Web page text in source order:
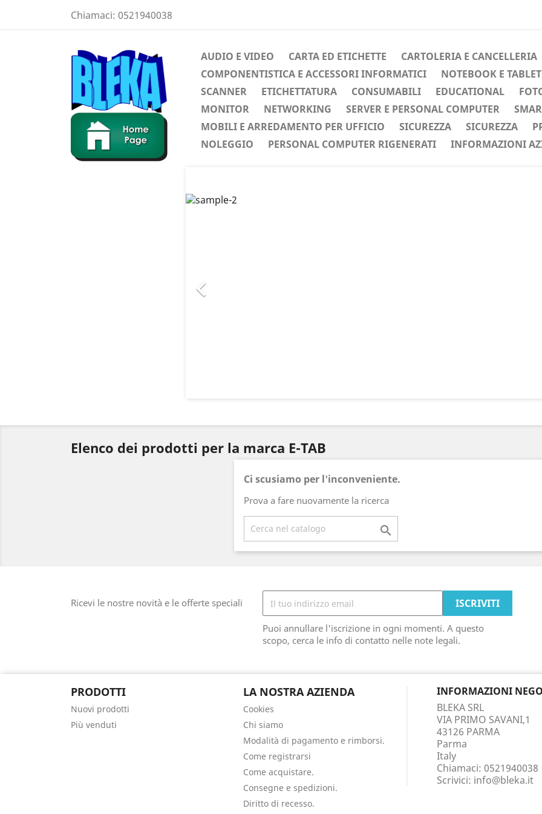
Chiamaci: 0521940038
AUDIO E VIDEO CARTA ED ETICHETTE
CARTOLERIA E CANCELLERIA
COMPONENTISTICA E ACCESSORI INFORMATICI
NOTEBOOK E TABLET
SCANNER
ETICHETTATURA CONSUMABILI EDUCATIONAL
MONITOR
NETWORKING SERVER E PERSONAL COMPUTER
MOBILI E ARREDAMENTO PER UFFICIO
SICUREZZA SICUREZZA
NOLEGGIO
PERSONAL COMPUTER RIGENERATI INFORMAZIONI

Elenco dei prodotti per la marca E-TAB
Ci scusiamo per l'inconveniente.
Prova a fare nuovamente la ricerca

Ricevi le nostre novità e le offerte speciali
Puoi annullare l'iscrizione in ogni momenti. A questo
scopo, cerca le info di contatto nelle note legali.
PRODOTTI
Nuovi prodotti
Più venduti
LA NOSTRA AZIENDA
Cookies
Chi siamo
Modalità di pagamento e rimborsi.
Come registrarsi
Come acquistare.
Consegne e spedizioni.
Diritto di recesso.
INFORMAZIONI
BLEKA SRL
VIA PRIMO SAVANI,1
43126 PARMA
Parma
Italy
Chiamaci: 0521940038
Scrivici: info@bleka.it